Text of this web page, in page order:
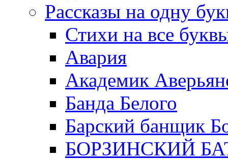
Рассказы на одну
Стихи на все
Авария
Академик
Банда Белого
Барский банщик
БОРЗИНСКИЙ